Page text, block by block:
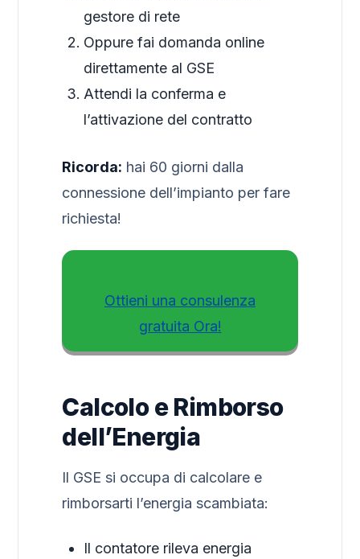
gestore di rete
Oppure fai domanda online
direttamente al GSE
Attendi la conferma e
l’attivazione del contratto
Ricorda: hai 60 giorni dalla
connessione dell’impianto per fare
richiesta!
Ottieni una consulenza
gratuita Ora!
Calcolo e Rimborso
dell’Energia
Il GSE si occupa di calcolare e
rimborsarti l’energia scambiata:
Il contatore rileva energia